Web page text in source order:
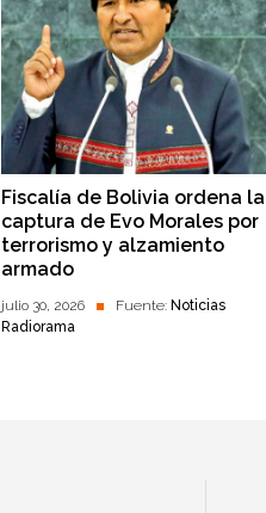
Fiscalía de Bolivia ordena la
captura de Evo Morales por
terrorismo y alzamiento
armado
julio 30, 2026 Fuente: Noticias
Radiorama